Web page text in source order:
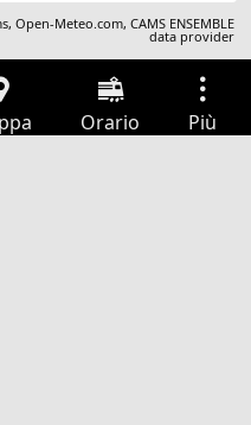
,Open-Meteo.com,CAMS ENSEMBLE
data provider
Orario Più